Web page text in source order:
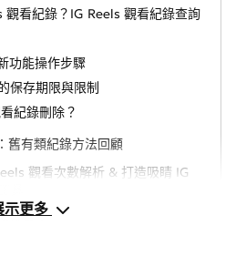
觀看紀錄？IG Reels 觀看紀錄查詢
功能操作步驟
保存期限與限制
紀錄刪除？
舊有類紀錄方法回顧
觀看次數解析 & 打造吸睛 IG
麼算？
示更多